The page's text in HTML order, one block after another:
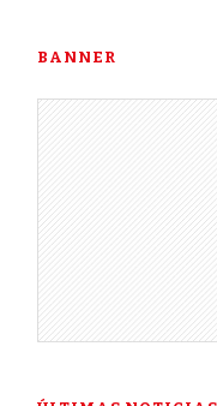
BANNER